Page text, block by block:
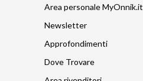
Area personale MyOnnik.it
Newsletter
Approfondimenti
Dove Trovare